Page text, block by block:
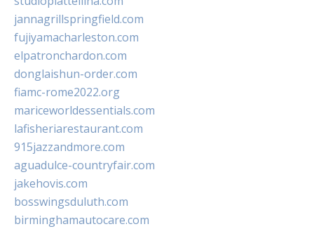
jannagrillspringfield.com
fujiyamacharleston.com
elpatronchardon.com
donglaishun-order.com
fiamc-rome2022.org
mariceworldessentials.com
lafisheriarestaurant.com
915jazzandmore.com
aguadulce-countryfair.com
jakehovis.com
bosswingsduluth.com
birminghamautocare.com